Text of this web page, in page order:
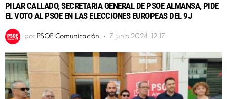
PILAR CALLADO, SECRETARIA GENERAL DE PSOE ALMANSA, PIDE
EL VOTO AL PSOE EN LAS ELECCIONES EUROPEAS DEL 9J
por PSOE Comunicación 7 junio 2024, 12:17